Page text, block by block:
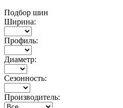
Подбор шин
Ширина:
Профиль:
Диаметр:
Сезонность:
Производитель: